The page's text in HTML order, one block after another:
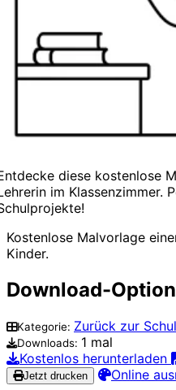
diese kostenlose
im Klassenzimmer.
Kostenlose Malvorlage
Kinder.
Download-
Kategorie: Zurück zur
Downloads: 1 mal
Kostenlos herunterladen
Jetzt drucken Online